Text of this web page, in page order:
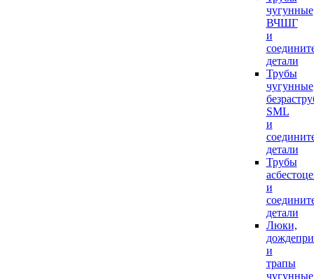
чугунные
ВЧШГ
и
детали
Трубы
чугунные
SML
и
детали
Трубы
и
детали
Люки,
и
трапы
чугунные